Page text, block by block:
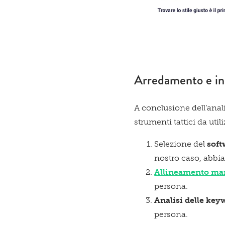
Arredamento e
A conclusione
strumenti tattici da
Selezione del
nostro caso,
Allineamento
persona.
Analisi delle
persona.